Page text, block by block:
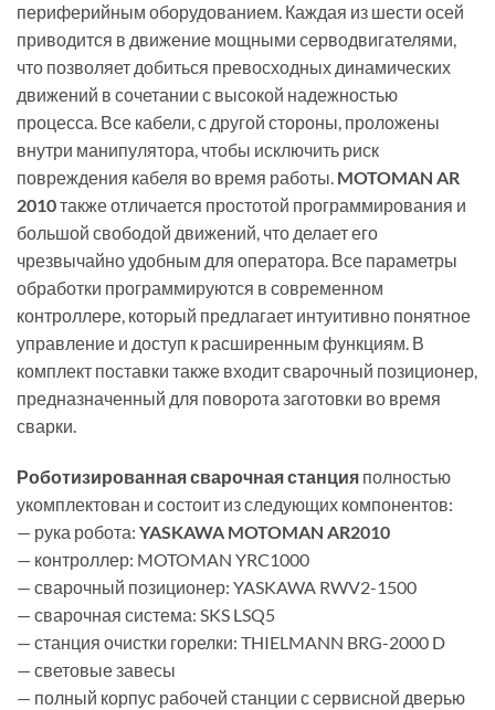
периферийным оборудованием. Каждая из шести осей
приводится в движение мощными серводвигателями,
что позволяет добиться превосходных динамических
движений в сочетании с высокой надежностью
процесса. Все кабели, с другой стороны, проложены
внутри манипулятора, чтобы исключить риск
повреждения кабеля во время работы. MOTOMAN AR
2010также отличается простотой программирования и
большой свободой движений, что делает его
чрезвычайно удобным для оператора. Все параметры
обработки программируются в современном
контроллере, который предлагает интуитивно понятное
управление и доступ к расширенным функциям. В
комплект поставки также входит сварочный позиционер,
предназначенный для поворота заготовки во время
сварки.
Роботизированная сварочная станция полностью
укомплектован и состоит из следующих компонентов:
— рука робота: YASKAWA MOTOMAN AR2010
— контроллер: MOTOMAN YRC1000
— сварочный позиционер: YASKAWA RWV2-1500
— сварочная система: SKS LSQ5
— станция очистки горелки: THIELMANN BRG-2000 D
— световые завесы
— полный корпус рабочей станции с сервисной дверью